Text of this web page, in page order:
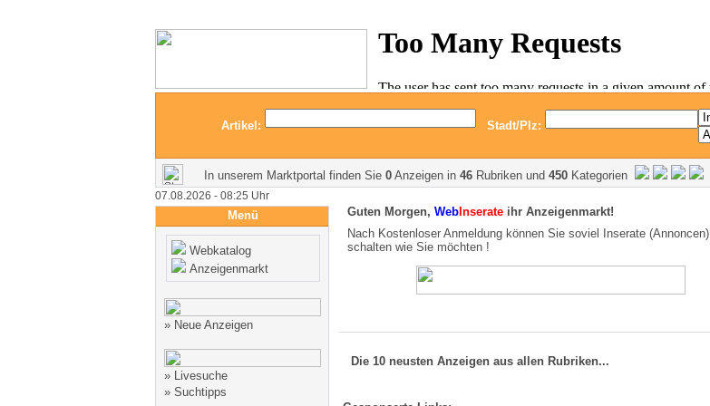
Artikel: Stadt/Plz:
In unserem Marktportal finden Sie 0 Anzeigen in 46 Rubriken und 450 Kategorien
07.08.2026 - 08:25 Uhr
Menü
Webkatalog
Anzeigenmarkt
» Neue Anzeigen
» Livesuche
» Suchtipps
Guten Morgen, Web Inserate ihr Anzeigenmarkt!
Nach Kostenloser Anmeldung können Sie soviel Inserate (Annoncen)
schalten wie Sie möchten !
Die 10 neusten Anzeigen aus allen Rubriken...